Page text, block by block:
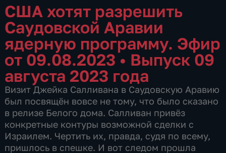
США хотят разрешить
Саудовской Аравии
ядерную программу. Эфир
от 09.08.2023• Выпуск 09
августа 2023 года
Визит Джейка Салливана в Саудовскую Аравию
был посвящён вовсе не тому, что было сказано
в релизе Белого дома. Салливан привёз
конкретные контуры возможной сделки с
Израилем. Чертить их, правда, судя по всему,
пришлось в спешке. И вот следом прошла